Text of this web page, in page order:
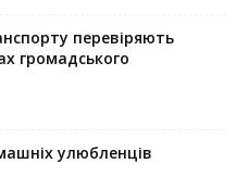
перевіряють
громадського
улюбленців